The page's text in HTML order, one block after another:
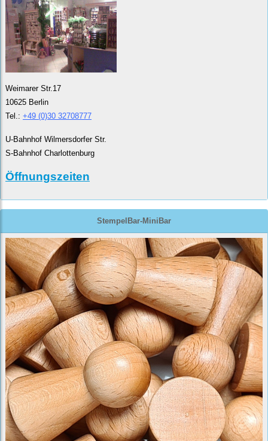
Weimarer Str.17
10625 Berlin
Tel.: +49 (0)30 32708777
U-Bahnhof Wilmersdorfer Str.
S-Bahnhof Charlottenburg
Öffnungszeiten
StempelBar-MiniBar